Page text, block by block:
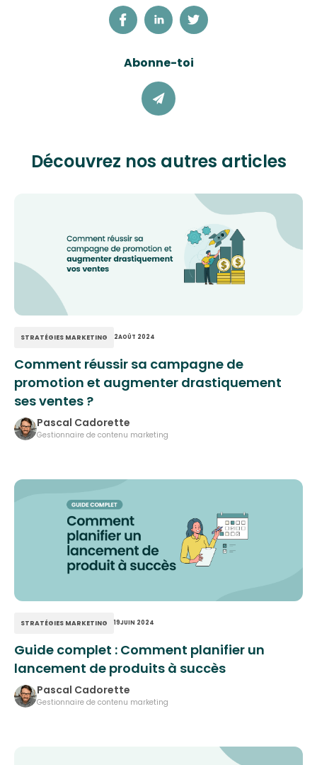
Abonne-toi
Découvrez nos autres articles
STRATÉGIES MARKETING 2AOÛT 2024
Comment réussir sa campagne de
promotion et augmenter drastiquement
ses ventes ?
Pascal Cadorette
Gestionnaire de contenu marketing
STRATÉGIES MARKETING 19JUIN 2024
Guide complet : Comment planifier un
lancement de produits à succès
Pascal Cadorette
Gestionnaire de contenu marketing